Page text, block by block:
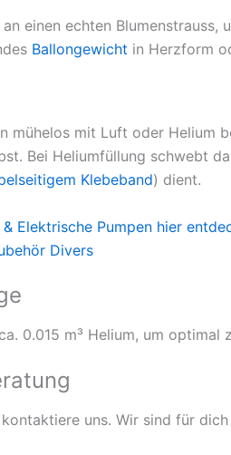
einen echten
Ballongewicht in Herzform
mühelos mit Luft oder
Bei Heliumfüllung schwebt
Klebeband) dient.
Elektrische Pumpen hier
Divers
0.015 m³ Helium, um
uns. Wir sind für dich